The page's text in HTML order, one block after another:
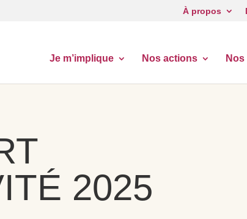
À propos
Je m’implique Nos actions
2025